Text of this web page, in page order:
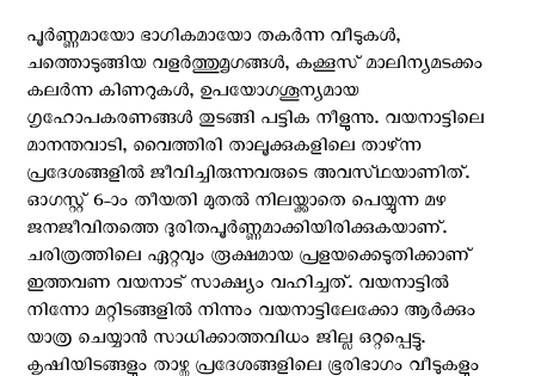
പൂര്‍ണ്ണമായോ ഭാഗികമായോ തകര്‍ന്ന വീടുകള്‍,
ചത്തൊടുങ്ങിയ വളര്‍ത്തുമൃഗങ്ങള്‍, കക്കൂസ്‌ മാലിന്യമടക്കം
കലര്‍ന്ന കിണറുകള്‍, ഉപയോഗശൂന്യമായ
ഗൃഹോപകരണങ്ങള്‍ തുടങ്ങി പട്ടിക നീളുന്നു. വയനാട്ടിലെ
മാനന്തവാടി, വൈത്തിരി താലൂക്കുകളിലെ താഴ്‌ന്ന
പ്രദേശങ്ങളില്‍ ജീവിച്ചിരുന്നവരുടെ അവസ്‌ഥയാണിത്‌.
ഓഗസ്റ്റ് 6-ാം തീയതി മുതല്‍ നിലയ്ക്കാതെ പെയ്യുന്ന മഴ
ജനജീവിതത്തെ ദുരിതപൂര്‍ണ്ണമാക്കിയിരിക്കുകയാണ്.
ചരിത്രത്തിലെ ഏറ്റവും രൂക്ഷമായ പ്രളയക്കെടുതിക്കാണ്‌
ഇത്തവണ വയനാട്‌ സാക്ഷ്യം വഹിച്ചത്‌. വയനാട്ടില്‍
നിന്നോ മറ്റിടങ്ങളില്‍ നിന്നും വയനാട്ടിലേക്കോ ആര്‍ക്കും
യാത്ര ചെയ്യാന്‍ സാധിക്കാത്തവിധം ജില്ല ഒറ്റപ്പെട്ടു.
കൃഷിയിടങ്ങളും താഴ്ന്ന പ്രദേശങ്ങളിലെ ഭൂരിഭാഗം വീടുകളും